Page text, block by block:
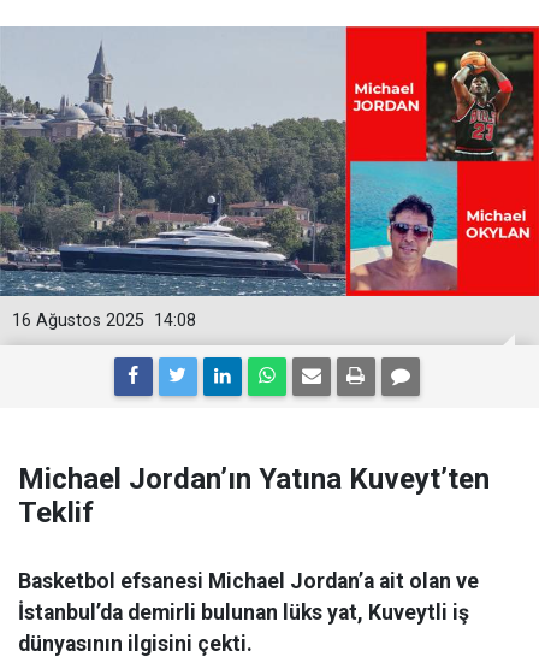
14:08
16 Ağustos 2025
Michael Jordan’ın Yatına Kuveyt’ten
Teklif
Basketbol efsanesi Michael Jordan’a ait olan ve
İstanbul’da demirli bulunan lüks yat, Kuveytli iş
dünyasının ilgisini çekti.